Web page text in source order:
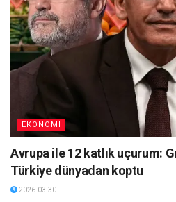
EKONOMI
Avrupa ile 12 katlık uçurum:
Türkiye dünyadan koptu
2026-03-30